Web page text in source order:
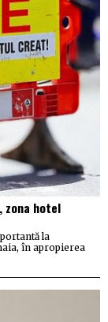
zona hotel
la
în apropierea